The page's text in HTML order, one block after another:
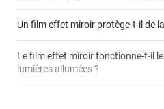
Un film effet miroir protège-t-il de
Le film effet miroir fonctionne-t-il
lumières allumées ?